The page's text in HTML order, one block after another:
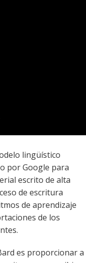
lingüístico
por Google para
escrito de alta
de escritura
de aprendizaje
de los
es proporcionar a